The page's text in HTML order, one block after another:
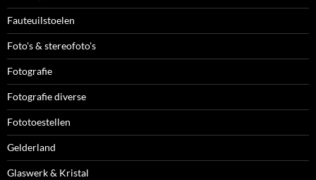
Fauteuilstoelen
Foto's & stereofoto's
Fotografie
Fotografie diverse
Fototoestellen
Gelderland
Glaswerk & Kristal